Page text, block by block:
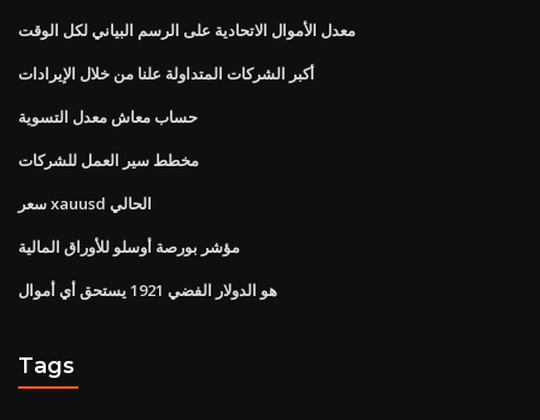
معدل الأموال الاتحادية على الرسم البياني لكل الوقت
أكبر الشركات المتداولة علنا ​​من خلال الإيرادات
حساب معاش معدل التسوية
مخطط سير العمل للشركات
سعر xauusd الحالي
مؤشر بورصة أوسلو للأوراق المالية
هو الدولار الفضي 1921 يستحق أي أموال
Tags